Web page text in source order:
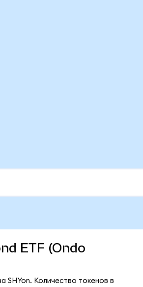
ETF (Ondo
SHYon. Количество токенов в